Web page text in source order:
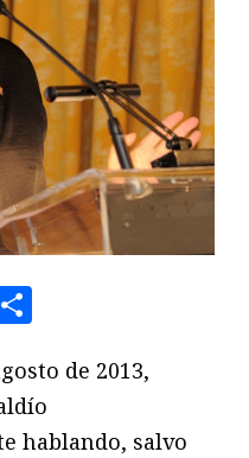
de 2013,
hablando, salvo